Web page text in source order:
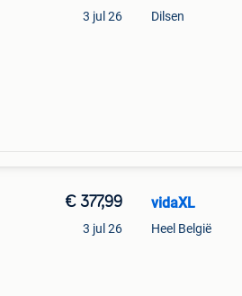
3 jul 26 Dilsen
€ 377,99
3 jul 26
vidaXL
Heel België